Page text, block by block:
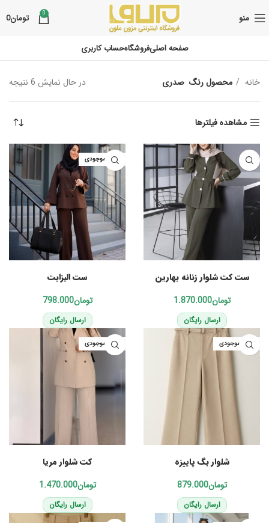
منو 0 تومان0
صفحه اصلیفروشگاهحساب کاربری
خانه محصول رنگ صدری در حال نمایش 6 نتیجه
مشاهده فیلترها
ست کت شلوار زنانه بهارین
تومان
ارسال رایگان
اتمام موجودی
ست الیزابت
تومان
ارسال رایگان
اتمام موجودی
شلوار بگ پاییزه
تومان
ارسال رایگان
اتمام موجودی
کت شلوار مریا
تومان
ارسال رایگان